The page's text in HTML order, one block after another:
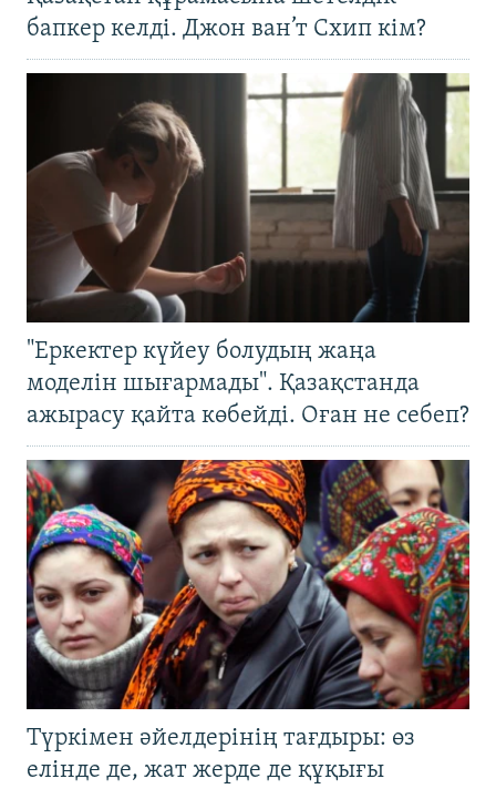
бапкер келді. Джон ван’т Схип кім?
"Еркектер күйеу болудың жаңа
моделін шығармады". Қазақстанда
ажырасу қайта көбейді. Оған не себеп?
Түркімен әйелдерінің тағдыры: өз
елінде де, жат жерде де құқығы